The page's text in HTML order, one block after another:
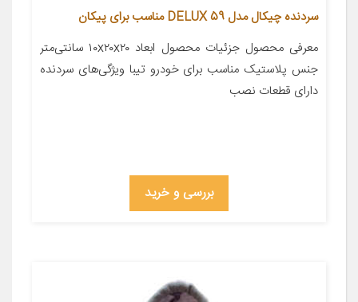
سردنده چیکال مدل DELUX 59 مناسب برای پیکان
معرفی محصول جزئیات محصول ابعاد ۱۰x۲۰x۲۰ سانتی‌متر
جنس پلاستیک مناسب برای خودرو تیبا ویژگی‌های سردنده
دارای قطعات نصب
بررسی و خرید